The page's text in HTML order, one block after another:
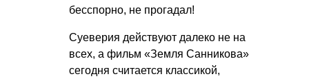
бесспорно, не прогадал!
Суеверия действуют далеко не на
всех, а фильм «Земля Санникова»
сегодня считается классикой,